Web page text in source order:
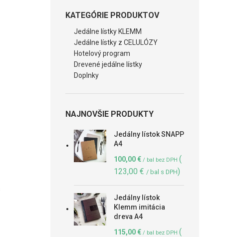
KATEGÓRIE PRODUKTOV
Jedálne lístky KLEMM
Jedálne lístky z CELULÓZY
Hotelový program
Drevené jedálne lístky
Doplnky
NAJNOVŠIE PRODUKTY
Jedálny lístok SNAPP
A4
100,00€ / bal bez DPH (
123,00 € / bal s DPH)
Jedálny lístok
Klemm imitácia
dreva A4
115,00€ / bal bez DPH (